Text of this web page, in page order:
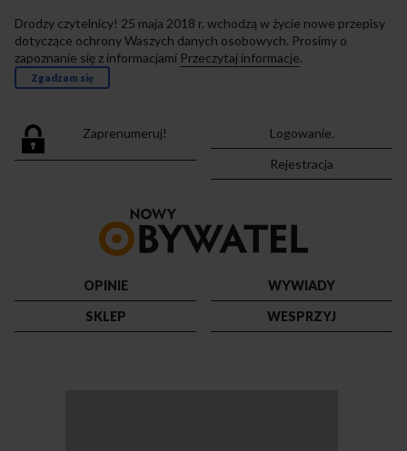
Drodzy czytelnicy! 25 maja 2018 r. wchodzą w życie nowe przepisy
dotyczące ochrony Waszych danych osobowych. Prosimy o
zapoznanie się z informacjami Przeczytaj informacje.
Zgadzam się
Zaprenumeruj!
Logowanie.
Rejestracja
strony
OPINIE
WYWIADY
SKLEP
WESPRZYJ